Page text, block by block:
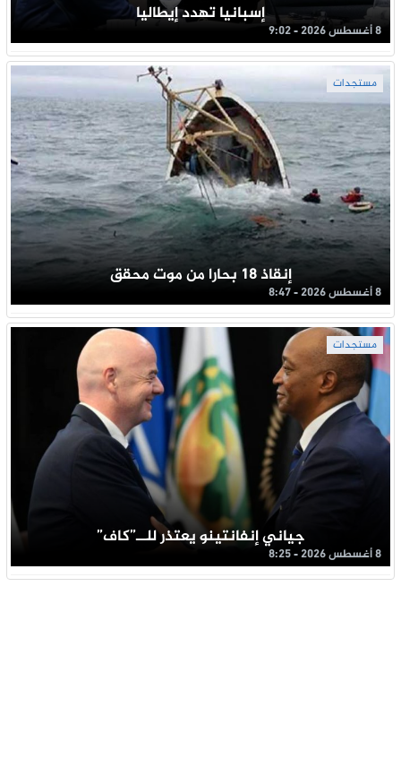
إسبانيا تهدد إيطاليا
8 أغسطس 2026 - 9:02
مستجدات
إنقاذ 18 بحارا من موت محقق
8 أغسطس 2026 - 8:47
مستجدات
جياني إنفانتينو يعتذر للــ”كاف”
8 أغسطس 2026 - 8:25